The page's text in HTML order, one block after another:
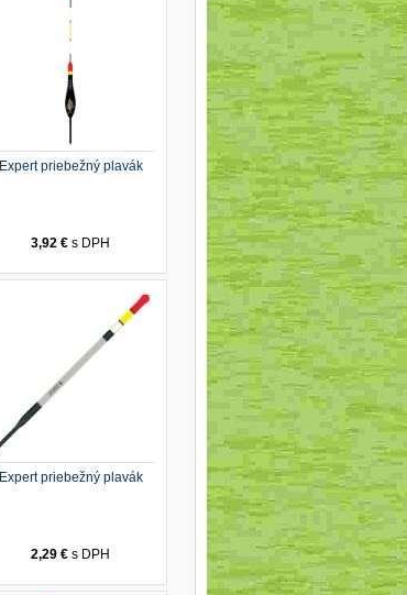
Expert priebežný plavák
3,92 € s DPH
Expert priebežný plavák
2,29 € s DPH